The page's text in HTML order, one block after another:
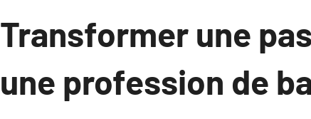
Transformer une
une profession de